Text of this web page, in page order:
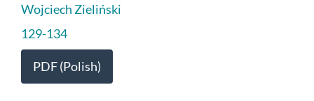
Wojciech Zieliński
129-134
PDF (Polish)